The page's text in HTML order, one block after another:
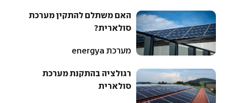
האם משתלם להתקין מערכת
סולארית?
מערכת energya
רגולציה בהתקנת מערכת
סולארית